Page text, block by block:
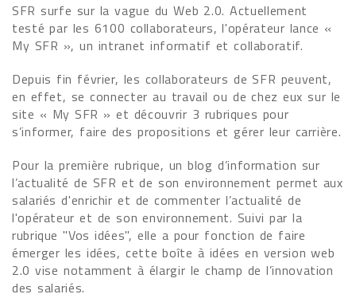
SFR surfe sur la vague du Web 2.0. Actuellement
testé par les 6100 collaborateurs, l'opérateur lance «
My SFR », un intranet informatif et collaboratif.
Depuis fin février, les collaborateurs de SFR peuvent,
en effet, se connecter au travail ou de chez eux sur le
site « My SFR » et découvrir 3 rubriques pour
s’informer, faire des propositions et gérer leur carrière.
Pour la première rubrique, un blog d’information sur
l’actualité de SFR et de son environnement permet aux
salariés d'enrichir et de commenter l’actualité de
l'opérateur et de son environnement. Suivi par la
rubrique "Vos idées", elle a pour fonction de faire
émerger les idées, cette boîte à idées en version web
2.0 vise notamment à élargir le champ de l’innovation
des salariés.